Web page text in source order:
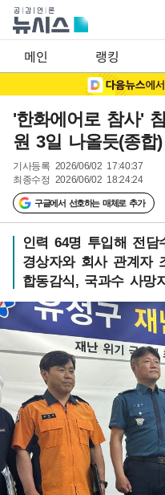
메인 랭킹
'한화에어로 참사'
원 3일 나올듯(종합)
기사등록 2026/06/02 17:40:37
최종수정 2026/06/02 18:24:24
구글에서 선호하는 매체로 추가
인력 64명 투입해 전담
경상자와 회사 관계자
합동감식, 국과수 사망